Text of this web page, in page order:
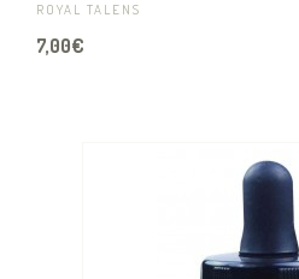
ROYAL TALENS
7,00€